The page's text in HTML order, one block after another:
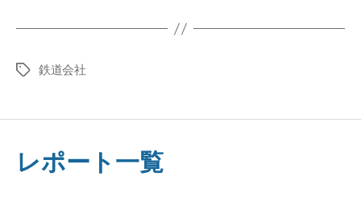
タ
鉄道会社
レポート一覧